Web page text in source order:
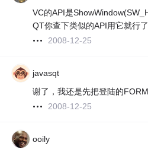
VC的API是
QT你查下类似的API用它就行
2008-12-25
javasqt
谢了，我还是先把登陆的
2008-12-25
ooily